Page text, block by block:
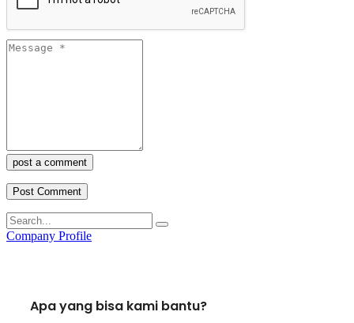
post a comment
Company Profile
Apa yang bisa kami bantu?